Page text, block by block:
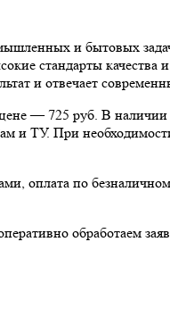
и бытовых задач.
стандарты
отвечает
руб. В наличии
и ТУ. При
оплата по
обработаем заявку